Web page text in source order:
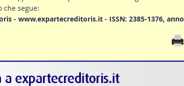
che segue:
- www.expartecreditoris.it - ISSN: 2385-1376, anno